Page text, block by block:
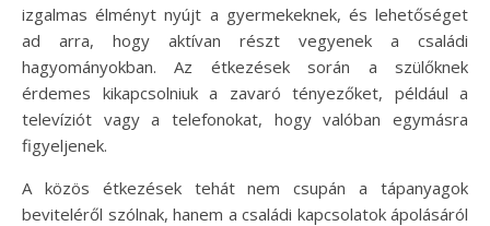
izgalmas élményt nyújt a gyermekeknek, és lehetőséget
ad arra, hogy aktívan részt vegyenek a családi
hagyományokban. Az étkezések során a szülőknek
érdemes kikapcsolniuk a zavaró tényezőket, például a
televíziót vagy a telefonokat, hogy valóban egymásra
figyeljenek.
A közös étkezések tehát nem csupán a tápanyagok
beviteléről szólnak, hanem a családi kapcsolatok ápolásáról